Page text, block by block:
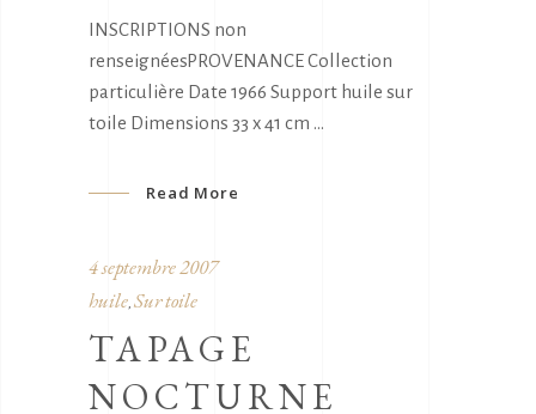
INSCRIPTIONS non
renseignéesPROVENANCE Collection
particulière Date 1966 Support huile sur
toile Dimensions 33 x 41 cm
Read More
4 septembre 2007
huile Sur toile
TAPAGE
NOCTURNE